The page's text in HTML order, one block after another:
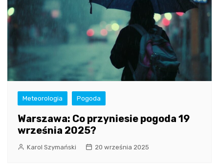
Meteorologia Pogoda
Warszawa: Co przyniesie pogoda 19
września 2025?
Karol Szymański 20 września 2025